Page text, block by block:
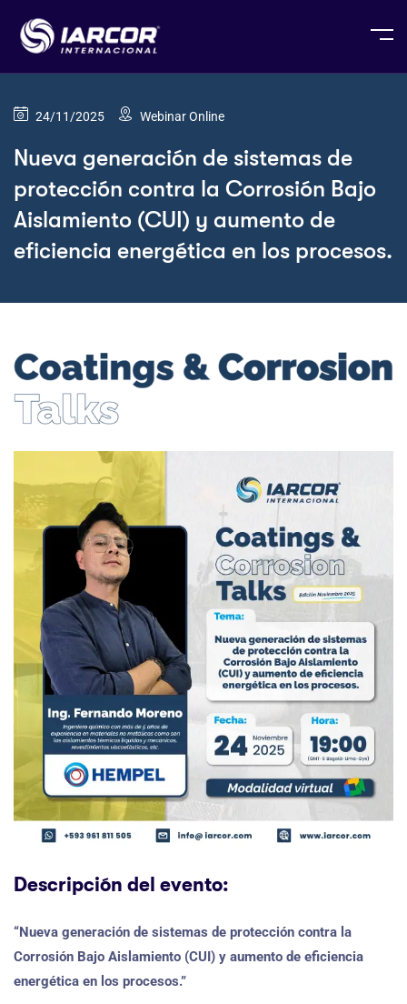
24/11/2025 Webinar Online
Nueva generación de sistemas de
protección contra la Corrosión Bajo
Aislamiento (CUI) y aumento de
eficiencia energética en los procesos.
Descripción del evento:
“Nueva generación de sistemas de protección contra la
Corrosión Bajo Aislamiento (CUI) y aumento de eficiencia
energética en los procesos.”